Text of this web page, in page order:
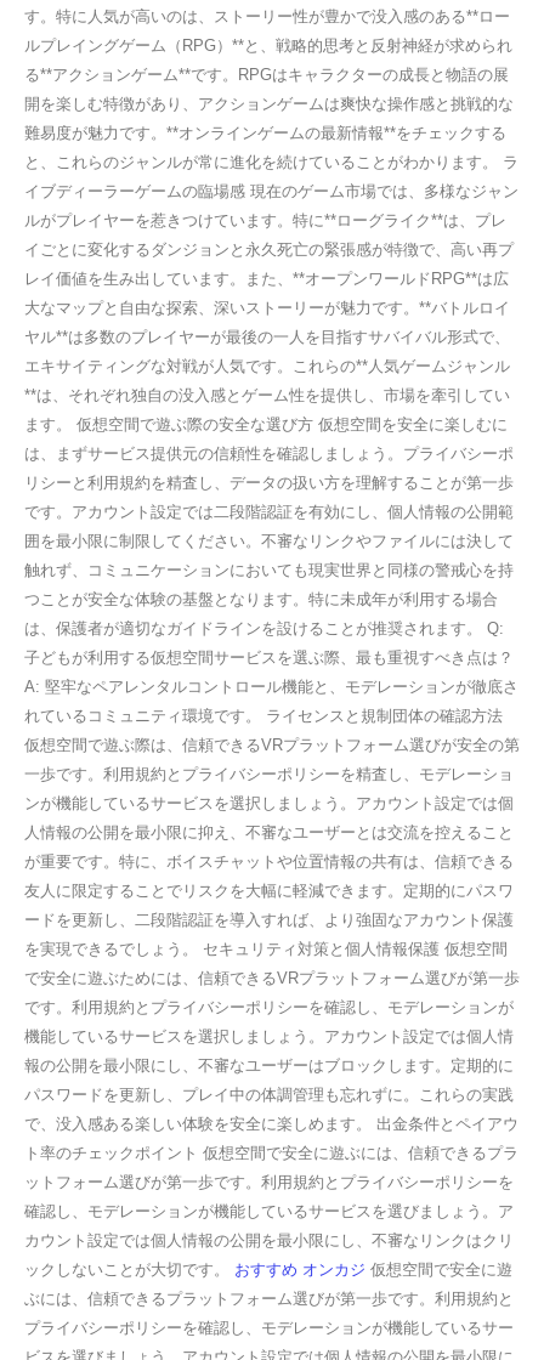
す。特に人気が高いのは、ストーリー性が豊かで没入感のある**ロー
ルプレイングゲーム（RPG）**と、戦略的思考と反射神経が求められ
る**アクションゲーム**です。RPGはキャラクターの成長と物語の展
開を楽しむ特徴があり、アクションゲームは爽快な操作感と挑戦的な
難易度が魅力です。**オンラインゲームの最新情報**をチェックする
と、これらのジャンルが常に進化を続けていることがわかります。 ラ
イブディーラーゲームの臨場感 現在のゲーム市場では、多様なジャン
ルがプレイヤーを惹きつけています。特に**ローグライク**は、プレ
イごとに変化するダンジョンと永久死亡の緊張感が特徴で、高い再プ
レイ価値を生み出しています。また、**オープンワールドRPG**は広
大なマップと自由な探索、深いストーリーが魅力です。**バトルロイ
ヤル**は多数のプレイヤーが最後の一人を目指すサバイバル形式で、
エキサイティングな対戦が人気です。これらの**人気ゲームジャンル
**は、それぞれ独自の没入感とゲーム性を提供し、市場を牽引してい
ます。 仮想空間で遊ぶ際の安全な選び方 仮想空間を安全に楽しむに
は、まずサービス提供元の信頼性を確認しましょう。プライバシーポ
リシーと利用規約を精査し、データの扱い方を理解することが第一歩
です。アカウント設定では二段階認証を有効にし、個人情報の公開範
囲を最小限に制限してください。不審なリンクやファイルには決して
触れず、コミュニケーションにおいても現実世界と同様の警戒心を持
つことが安全な体験の基盤となります。特に未成年が利用する場合
は、保護者が適切なガイドラインを設けることが推奨されます。 Q:
子どもが利用する仮想空間サービスを選ぶ際、最も重視すべき点は？
A: 堅牢なペアレンタルコントロール機能と、モデレーションが徹底さ
れているコミュニティ環境です。 ライセンスと規制団体の確認方法
仮想空間で遊ぶ際は、信頼できるVRプラットフォーム選びが安全の第
一歩です。利用規約とプライバシーポリシーを精査し、モデレーショ
ンが機能しているサービスを選択しましょう。アカウント設定では個
人情報の公開を最小限に抑え、不審なユーザーとは交流を控えること
が重要です。特に、ボイスチャットや位置情報の共有は、信頼できる
友人に限定することでリスクを大幅に軽減できます。定期的にパスワ
ードを更新し、二段階認証を導入すれば、より強固なアカウント保護
を実現できるでしょう。 セキュリティ対策と個人情報保護 仮想空間
で安全に遊ぶためには、信頼できるVRプラットフォーム選びが第一歩
です。利用規約とプライバシーポリシーを確認し、モデレーションが
機能しているサービスを選択しましょう。アカウント設定では個人情
報の公開を最小限にし、不審なユーザーはブロックします。定期的に
パスワードを更新し、プレイ中の体調管理も忘れずに。これらの実践
で、没入感ある楽しい体験を安全に楽しめます。 出金条件とペイアウ
ト率のチェックポイント 仮想空間で安全に遊ぶには、信頼できるプラ
ットフォーム選びが第一歩です。利用規約とプライバシーポリシーを
確認し、モデレーションが機能しているサービスを選びましょう。ア
カウント設定では個人情報の公開を最小限にし、不審なリンクはクリ
ックしないことが大切です。 おすすめ オンカジ 仮想空間で安全に遊
ぶには、信頼できるプラットフォーム選びが第一歩です。利用規約と
プライバシーポリシーを確認し、モデレーションが機能しているサー